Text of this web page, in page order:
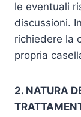
le eventuali
discussioni.
richiedere la
propria
2. NATURA